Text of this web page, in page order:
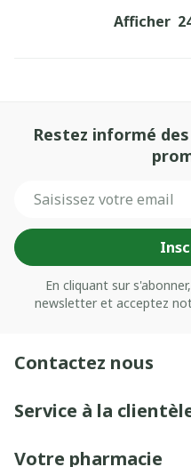
Afficher
Restez informé
En cliquant sur
newsletter et acceptez
Contactez nous
Service à la
Votre pharmacie